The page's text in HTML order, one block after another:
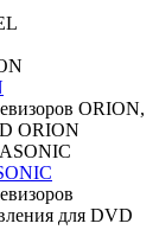
ORION,
ORION
для DVD